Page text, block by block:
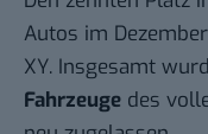
Autos im
XY. Insgesamt
Fahrzeuge des